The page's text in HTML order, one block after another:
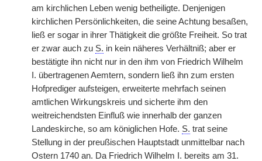
am kirchlichen Leben wenig betheiligte. Denjenigen
kirchlichen Persönlichkeiten, die seine Achtung besaßen,
ließ er sogar in ihrer Thätigkeit die größte Freiheit. So trat
er zwar auch zu S. in kein näheres Verhältniß; aber er
bestätigte ihn nicht nur in den ihm von Friedrich Wilhelm
I. übertragenen Aemtern, sondern ließ ihn zum ersten
Hofprediger aufsteigen, erweiterte mehrfach seinen
amtlichen Wirkungskreis und sicherte ihm den
weitreichendsten Einfluß wie innerhalb der ganzen
Landeskirche, so am königlichen Hofe. S. trat seine
Stellung in der preußischen Hauptstadt unmittelbar nach
Ostern 1740 an. Da Friedrich Wilhelm I. bereits am 31.